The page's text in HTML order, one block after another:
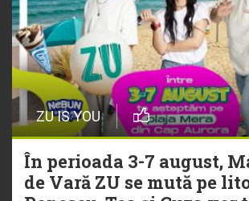
ZU IS YOU
În perioada 3-7 august,
de Vară ZU se mută pe